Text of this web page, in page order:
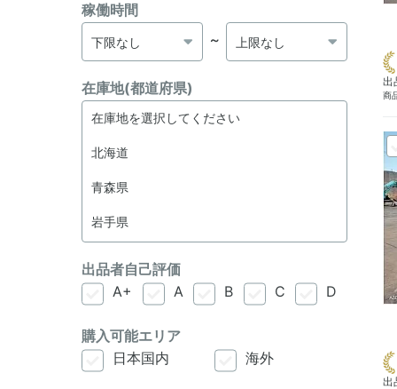
出
商
出
稼働時間
～
在庫地(都道府県)
出品者自己評価
A+
A B C D
購入可能エリア
日本国内
海外